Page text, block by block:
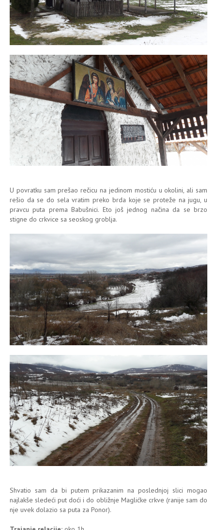
U povratku sam prešao rečicu na jedinom mostiću u okolini, ali sam
rešio da se do sela vratim preko brda koje se proteže na jugu, u
pravcu puta prema Babušnici. Eto još jednog načina da se brzo
stigne do crkvice sa seoskog groblja.
Shvatio sam da bi putem prikazanim na poslednjoj slici mogao
najlakše sledeći put doći i do obližnje Maglićke crkve (ranije sam do
nje uvek dolazio sa puta za Ponor).